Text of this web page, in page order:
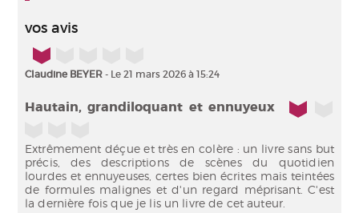
vos avis
1/5
Claudine BEYER - Le 21 mars 2026 à 15:24
Hautain, grandiloquant et ennuyeux 1/5
Extrêmement déçue et très en colère : un livre sans but
précis, des descriptions de scènes du quotidien
lourdes et ennuyeuses, certes bien écrites mais teintées
de formules malignes et d'un regard méprisant. C'est
la dernière fois que je lis un livre de cet auteur.